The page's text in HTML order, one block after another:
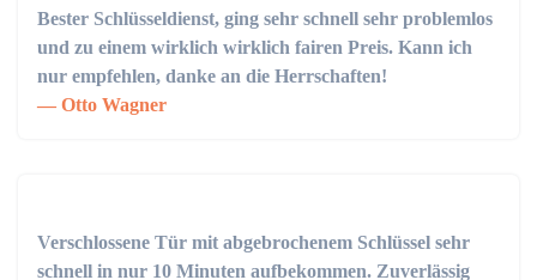
Bester Schlüsseldienst, ging sehr schnell sehr problemlos
und zu einem wirklich wirklich fairen Preis. Kann ich
nur empfehlen, danke an die Herrschaften!
Otto Wagner
Verschlossene Tür mit abgebrochenem Schlüssel sehr
schnell in nur 10 Minuten aufbekommen. Zuverlässig